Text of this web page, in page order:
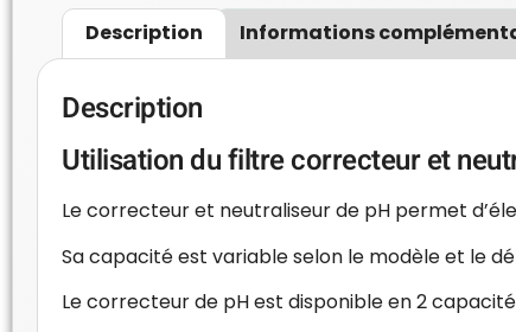
Description Informations
Description
Utilisation du filtre correcteur et
Le correcteur et neutraliseur de pH permet
Sa capacité est variable selon le modèle et le
Le correcteur de pH est disponible en 2